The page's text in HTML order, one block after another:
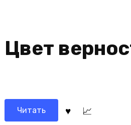
Цвет
Читать